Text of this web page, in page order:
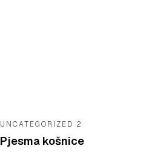
UNCATEGORIZED 2
Pjesma košnice